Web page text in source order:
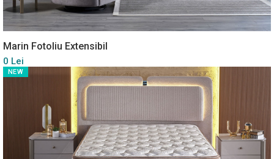
Marin Fotoliu Extensibil
0 Lei
NEW